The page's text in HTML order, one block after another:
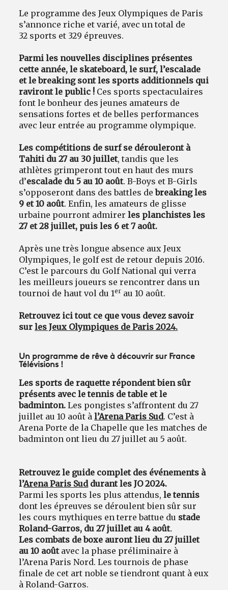
Le programme des Jeux Olympiques de Paris
s’annonce riche et varié, avec un total de
32 sports et 329 épreuves.
Parmi les nouvelles disciplines présentes
cette année, le skateboard, le surf, l’escalade
et le breaking sont les sports additionnels qui
raviront le public ! Ces sports spectaculaires
font le bonheur des jeunes amateurs de
sensations fortes et de belles performances
avec leur entrée au programme olympique.
Les compétitions de surf se dérouleront à
Tahiti du 27 au 30 juillet, tandis que les
athlètes grimperont tout en haut des murs
d’escalade du 5 au 10 août. B-Boys et B-Girls
s’opposeront dans des battles de breaking les
9 et 10 août. Enfin, les amateurs de glisse
urbaine pourront admirerles planchistes les
27 et 28 juillet, puis les 6 et 7 août.
Après une très longue absence aux Jeux
Olympiques, le golf est de retour depuis 2016.
C’est le parcours du Golf National qui verra
les meilleurs joueurs se rencontrer dans un
tournoi de haut vol du 1er au 10 août.
Retrouvez ici tout ce que vous devez savoir
surles Jeux Olympiques de Paris 2024.
Un programme de rêve à découvrir sur France
Télévisions !
Les sports de raquette répondent bien sûr
présents avec le tennis de table et le
badminton.Les pongistes s’affrontent du 27
juillet au 10 août àl’Arena Paris Sud. C’est à
Arena Porte de la Chapelle que les matches de
badminton ont lieu du 27 juillet au 5 août.
Retrouvez le guide complet des événements à
l’Arena Paris Suddurant les JO 2024.
Parmi les sports les plus attendus, le tennis
dont les épreuves se déroulent bien sûr sur
les cours mythiques en terre battue du stade
Roland-Garros, du 27 juillet au 4 août.
Les combats de boxe auront lieu du 27 juillet
au 10 août avec la phase préliminaire à
l’Arena Paris Nord. Les tournois de phase
finale de cet art noble se tiendront quant à eux
à Roland-Garros.